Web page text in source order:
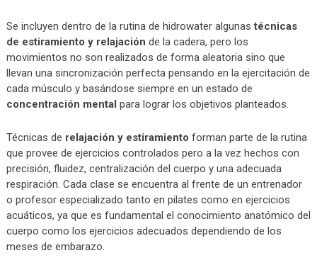
Se incluyen dentro de la rutina de hidrowater algunastécnicas
de estiramiento y relajación de la cadera, pero los
movimientos no son realizados de forma aleatoria sino que
llevan una sincronización perfecta pensando en la ejercitación de
cada músculo y basándose siempre en un estado de
concentración mental para lograr los objetivos planteados.
Técnicas de relajación y estiramiento forman parte de la rutina
que provee de ejercicios controlados pero a la vez hechos con
precisión, fluidez, centralización del cuerpo y una adecuada
respiración. Cada clase se encuentra al frente de un entrenador
o profesor especializado tanto en pilates como en ejercicios
acuáticos, ya que es fundamental el conocimiento anatómico del
cuerpo como los ejercicios adecuados dependiendo de los
meses de embarazo.